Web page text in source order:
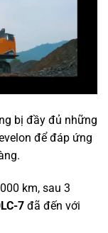
bị đầy đủ những
để đáp ứng
km, sau 3
7 đã đến với